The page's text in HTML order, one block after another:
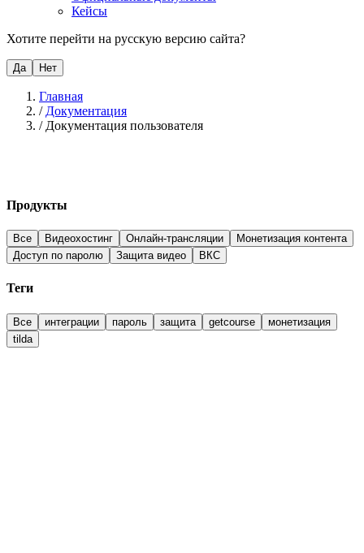
Кейсы
Хотите перейти на русскую версию сайта?
Да Нет
Главная
/ Документация
/ Документация пользователя
Продукты
Все Видеохостинг Онлайн-трансляции
Монетизация контента
Доступ по паролю
Защита видео ВКС
Теги
Все интеграции пароль защита getcourse
монетизация
tilda